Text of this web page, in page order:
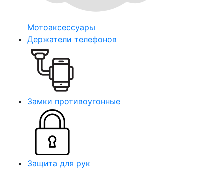
Мотоаксессуары
Держатели телефонов
Замки противоугонные
Защита для рук